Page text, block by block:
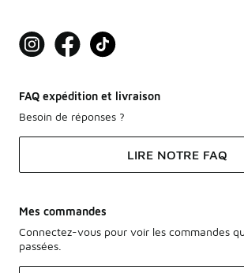
FAQ expédition et livraison
Besoin de réponses ?
LIRE NOTRE FAQ
Mes commandes
Connectez-vous pour voir les commandes
passées.